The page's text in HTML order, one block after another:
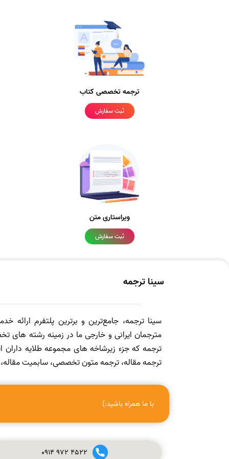
ترجمه تخصصی کتاب
ثبت سفارش
ویراستاری متن
ثبت سفارش
سینا ترجمه
سینا ترجمه، جامع‌ترین و برترین پلتفرم ارائه
مترجمان ایرانی و خارجی ما در زمینه رشته های
ترجمه که جزء زیرشاخه های مجموعه طلایه
ترجمه مقاله، ترجمه متون تخصصی، سابمیت مقاله،
با ما همراه باشید:)
0914972 4522